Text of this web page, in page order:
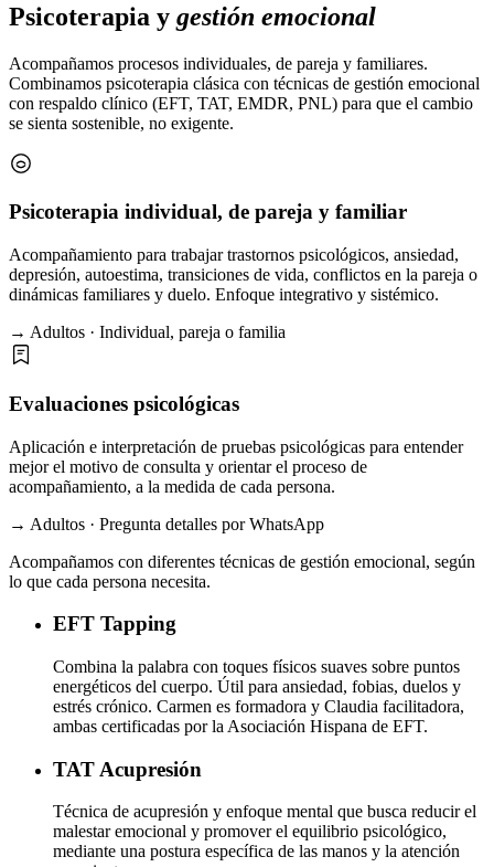
Psicoterapia y gestión emocional
Acompañamos procesos individuales, de pareja y familiares.
Combinamos psicoterapia clásica con técnicas de gestión emocional
con respaldo clínico (EFT, TAT, EMDR, PNL) para que el cambio
se sienta sostenible, no exigente.
Psicoterapia individual, de pareja y familiar
Acompañamiento para trabajar trastornos psicológicos, ansiedad,
depresión, autoestima, transiciones de vida, conflictos en la pareja o
dinámicas familiares y duelo. Enfoque integrativo y sistémico.
→ Adultos · Individual, pareja o familia
Evaluaciones psicológicas
Aplicación e interpretación de pruebas psicológicas para entender
mejor el motivo de consulta y orientar el proceso de
acompañamiento, a la medida de cada persona.
→ Adultos · Pregunta detalles por WhatsApp
Acompañamos con diferentes técnicas de gestión emocional, según
lo que cada persona necesita.
EFT Tapping
Combina la palabra con toques físicos suaves sobre puntos
energéticos del cuerpo. Útil para ansiedad, fobias, duelos y
estrés crónico. Carmen es formadora y Claudia facilitadora,
ambas certificadas por la Asociación Hispana de EFT.
TAT Acupresión
Técnica de acupresión y enfoque mental que busca reducir el
malestar emocional y promover el equilibrio psicológico,
mediante una postura específica de las manos y la atención